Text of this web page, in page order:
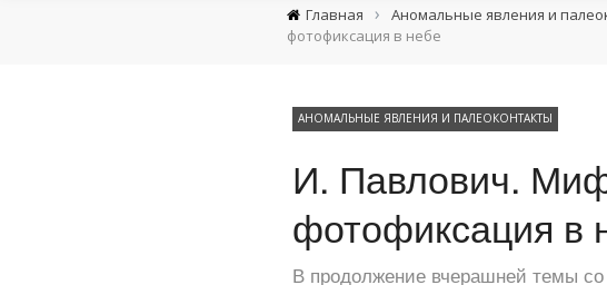
Главная › Аномальные явления и
фотофиксация в небе
АНОМАЛЬНЫЕ ЯВЛЕНИЯ И ПАЛЕОКОНТАКТЫ
И. Павлович.
фотофиксация в
В продолжение вчерашней темы